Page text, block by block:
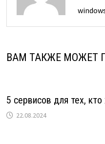
ВАМ ТАКЖЕ МОЖЕТ
5 сервисов для тех,
22.08.2024